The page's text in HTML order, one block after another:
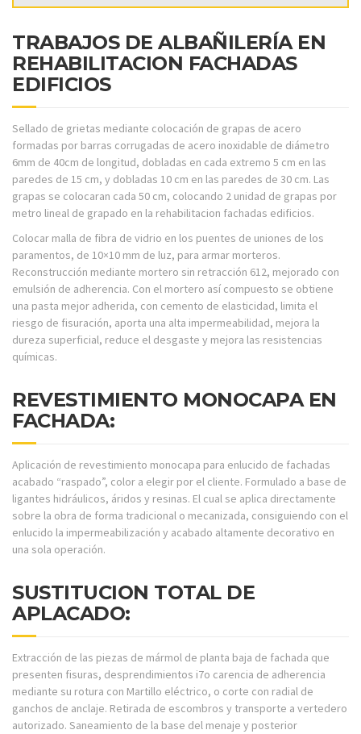
TRABAJOS DE ALBAÑILERÍA EN
REHABILITACION FACHADAS
EDIFICIOS
Sellado de grietas mediante colocación de grapas de acero
formadas por barras corrugadas de acero inoxidable de diámetro
6mm de 40cm de longitud, dobladas en cada extremo 5 cm en las
paredes de 15 cm, y dobladas 10 cm en las paredes de 30 cm. Las
grapas se colocaran cada 50 cm, colocando 2 unidad de grapas por
metro lineal de grapado en la rehabilitacion fachadas edificios.
Colocar malla de fibra de vidrio en los puentes de uniones de los
paramentos, de 10×10 mm de luz, para armar morteros.
Reconstrucción mediante mortero sin retracción 612, mejorado con
emulsión de adherencia. Con el mortero así compuesto se obtiene
una pasta mejor adherida, con cemento de elasticidad, limita el
riesgo de fisuración, aporta una alta impermeabilidad, mejora la
dureza superficial, reduce el desgaste y mejora las resistencias
químicas.
REVESTIMIENTO MONOCAPA EN
FACHADA:
Aplicación de revestimiento monocapa para enlucido de fachadas
acabado “raspado”, color a elegir por el cliente. Formulado a base de
ligantes hidráulicos, áridos y resinas. El cual se aplica directamente
sobre la obra de forma tradicional o mecanizada, consiguiendo con el
enlucido la impermeabilización y acabado altamente decorativo en
una sola operación.
SUSTITUCION TOTAL DE
APLACADO:
Extracción de las piezas de mármol de planta baja de fachada que
presenten fisuras, desprendimientos i7o carencia de adherencia
mediante su rotura con Martillo eléctrico, o corte con radial de
ganchos de anclaje. Retirada de escombros y transporte a vertedero
autorizado. Saneamiento de la base del menaje y posterior